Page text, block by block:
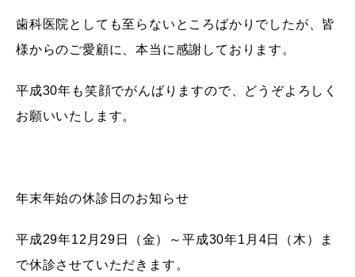
歯科医院としても至らないところばかりでしたが、皆
様からのご愛顧に、本当に感謝しております。
平成30年も笑顔でがんばりますので、どうぞよろしく
お願いいたします。
年末年始の休診日のお知らせ
平成29年12月29日（金）～平成30年1月4日（木）ま
で休診させていただきます。